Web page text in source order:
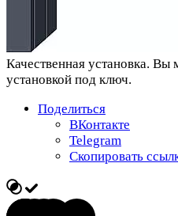
Качественная установка. Вы
установкой под ключ.
Поделиться
ВКонтакте
Telegram
Скопировать